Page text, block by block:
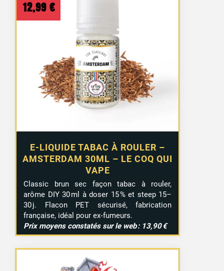
E-LIQUIDE TABAC À ROULER –
AMSTERDAM 30ML – LE COQ QUI
VAPE
12,99 €
Classic brun sec façon tabac à rouler,
arôme DIY 30 ml à doser 15 % et steep 15–
30 j. Flacon PET sécurisé, fabrication
française, idéal pour ex‑fumeurs.
Prix moyens constatés sur le web : 13,90 €